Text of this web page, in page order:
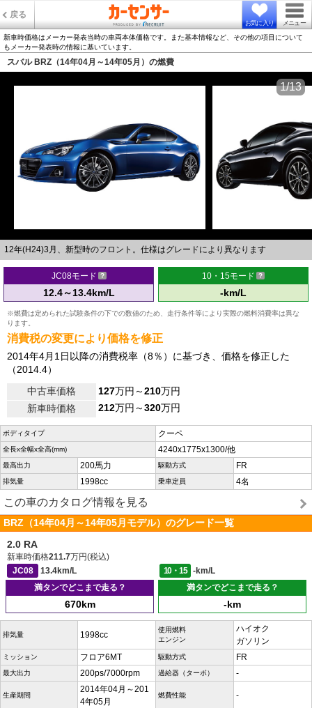
戻る
お気に入り メニュー
新車時価格はメーカー発表当時の車両本体価格です。また基本情報など、その他の項目について
もメーカー発表時の情報に基いています。
スバル BRZ（14年04月～14年05月）の燃費
12年(H24)3月、新型時のフロント。仕様はグレードにより異なります
1/13
JC08モード
12.4～13.4km/L
10・15モード
-km/L
※燃費は定められた試験条件の下での数値のため、走行条件等により実際の燃料消費率は異な
ります。
消費税の変更により価格を修正
2014年4月1日以降の消費税率（8％）に基づき、価格を修正した
（2014.4）
中古車価格
127万円～210万円
新車時価格
212万円～320万円
ボディタイプ クーペ
全長x全幅x全高(mm) 4240x1775x1300/他
最高出力 200馬力 駆動方式 FR
排気量 1998cc 乗車定員 4名
この車のカタログ情報を見る
BRZ（14年04月～14年05月モデル）のグレード一覧
2.0 RA
新車時価格211.7万円(税込)
JC08
13.4km/L 10・15
-km/L
満タンでどこまで走る？
670km
満タンでどこまで走る？
-km
排気量 1998cc
使用燃料
エンジン
ハイオク
ガソリン
ミッション フロア6MT 駆動方式 FR
最大出力 200ps/7000rpm 過給器（ターボ） -
生産期間
2014年04月～201
4年05月
燃費性能 -